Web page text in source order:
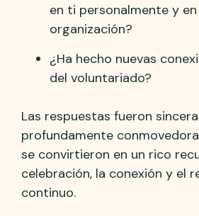
en ti personalmente y
organización?
¿Ha hecho nuevas
del voluntariado?
Las respuestas fueron
profundamente
se convirtieron en un rico
celebración, la conexión y el
continuo.